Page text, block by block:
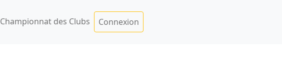
Championnat des Clubs Connexion